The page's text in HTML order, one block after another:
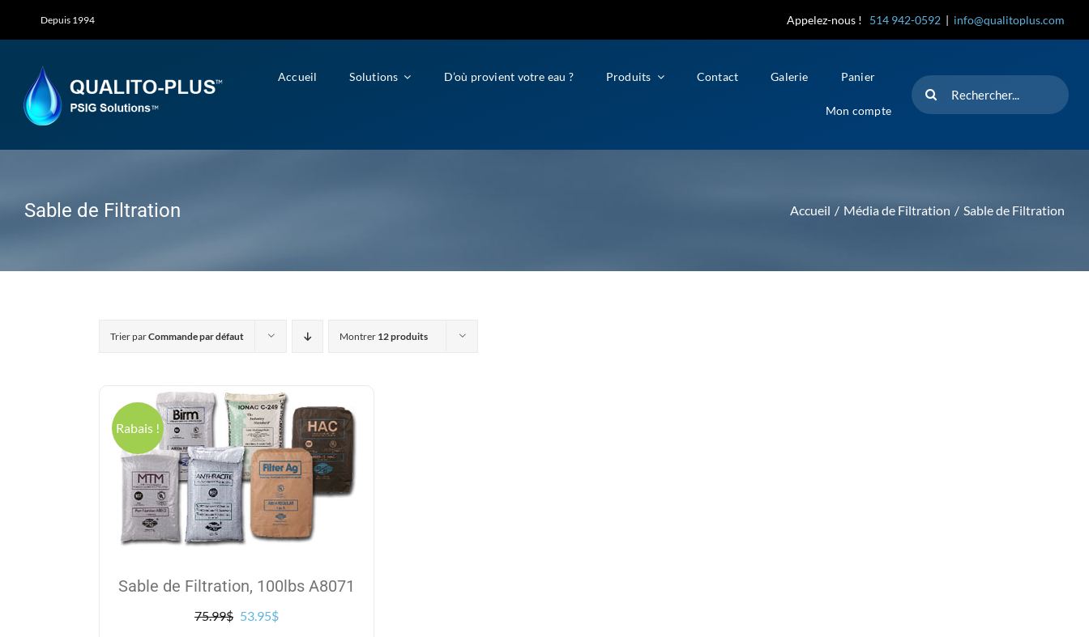
Depuis 1994 Appelez-nous ! 514 942-0592 | info@qualitoplus.com
Accueil Solutions D’où provient votre eau ? Produits Contact Galerie Panier
Mon compte
Rechercher
Sable de Filtration Accueil Média de Filtration Sable de Filtration
Trier parCommande par défaut Montrer 12 produits
Rabais !
Sable de Filtration, 100lbs A8071
75.99$ Le
53.95$Le